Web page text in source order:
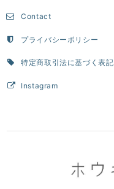
Contact
プライバシーポリシー
特定商取引法に基づく表記
Instagram